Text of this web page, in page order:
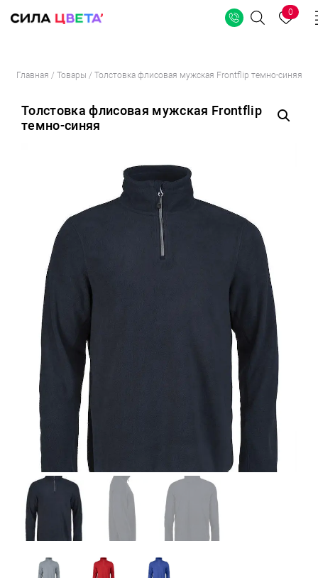
Перейти
содержимому
Поиск
0
Главная / Товары / Толстовка флисовая мужская Frontflip темно-синяя
Толстовка флисовая мужская Frontflip
темно-синяя